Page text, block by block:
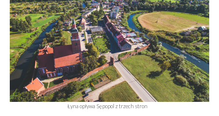
Łyna opływa Sępopol z trzech stron